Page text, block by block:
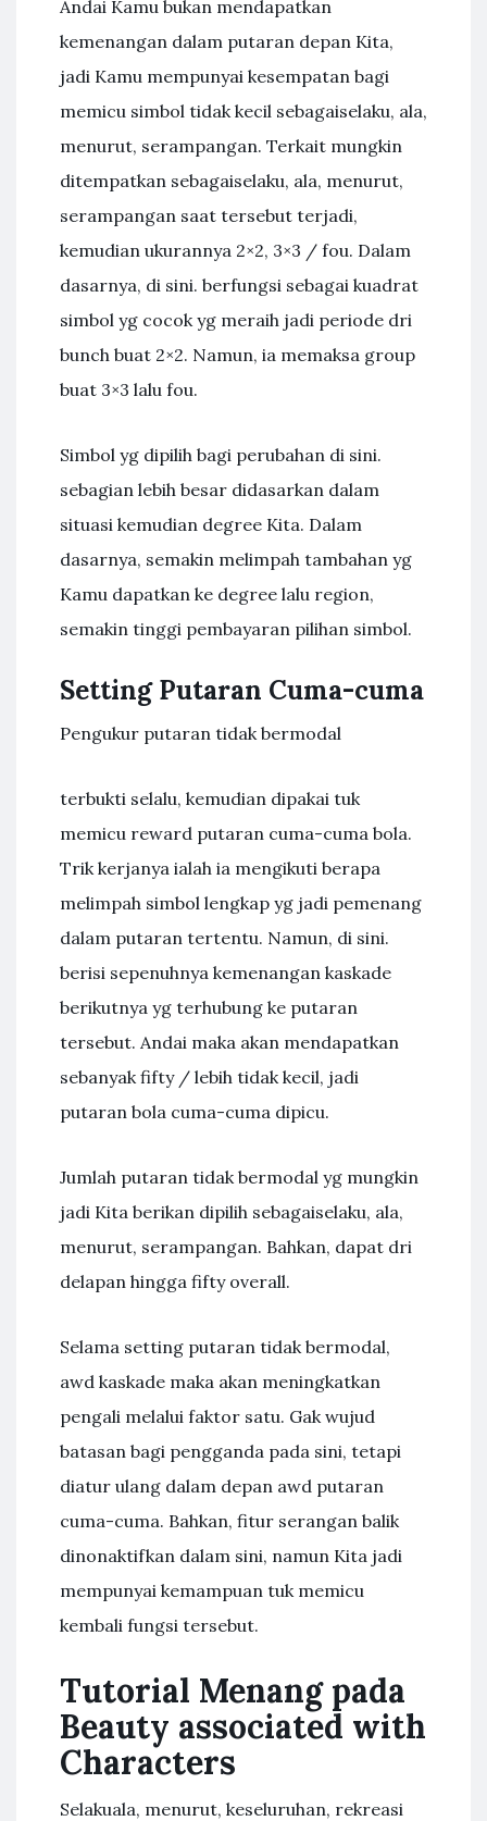
Andai Kamu bukan mendapatkan
kemenangan dalam putaran depan Kita,
jadi Kamu mempunyai kesempatan bagi
memicu simbol tidak kecil sebagaiselaku, ala,
menurut, serampangan. Terkait mungkin
ditempatkan sebagaiselaku, ala, menurut,
serampangan saat tersebut terjadi,
kemudian ukurannya 2×2, 3×3 / fou. Dalam
dasarnya, di sini. berfungsi sebagai kuadrat
simbol yg cocok yg meraih jadi periode dri
bunch buat 2×2. Namun, ia memaksa group
buat 3×3 lalu fou.
Simbol yg dipilih bagi perubahan di sini.
sebagian lebih besar didasarkan dalam
situasi kemudian degree Kita. Dalam
dasarnya, semakin melimpah tambahan yg
Kamu dapatkan ke degree lalu region,
semakin tinggi pembayaran pilihan simbol.
Setting Putaran Cuma-cuma
Pengukur putaran tidak bermodal
terbukti selalu, kemudian dipakai tuk
memicu reward putaran cuma-cuma bola.
Trik kerjanya ialah ia mengikuti berapa
melimpah simbol lengkap yg jadi pemenang
dalam putaran tertentu. Namun, di sini.
berisi sepenuhnya kemenangan kaskade
berikutnya yg terhubung ke putaran
tersebut. Andai maka akan mendapatkan
sebanyak fifty / lebih tidak kecil, jadi
putaran bola cuma-cuma dipicu.
Jumlah putaran tidak bermodal yg mungkin
jadi Kita berikan dipilih sebagaiselaku, ala,
menurut, serampangan. Bahkan, dapat dri
delapan hingga fifty overall.
Selama setting putaran tidak bermodal,
awd kaskade maka akan meningkatkan
pengali melalui faktor satu. Gak wujud
batasan bagi pengganda pada sini, tetapi
diatur ulang dalam depan awd putaran
cuma-cuma. Bahkan, fitur serangan balik
dinonaktifkan dalam sini, namun Kita jadi
mempunyai kemampuan tuk memicu
kembali fungsi tersebut.
Tutorial Menang pada
Beauty associated with
Characters
Selakuala, menurut, keseluruhan, rekreasi